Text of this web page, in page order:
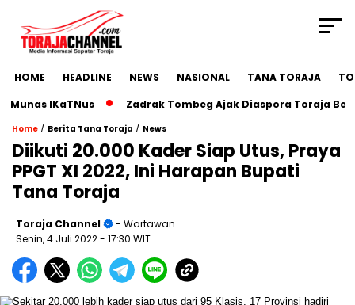
HOME HEADLINE NEWS NASIONAL TANA TORAJA
IKaTNus
Zadrak Tombeg Ajak Diaspora Toraja
Home / Berita Tana Toraja / News
Diikuti 20.000 Kader Siap Utus, Praya
PPGT XI 2022, Ini Harapan Bupati
Tana Toraja
Toraja Channel
- Wartawan
Senin, 4 Juli 2022- 17:30 WIT